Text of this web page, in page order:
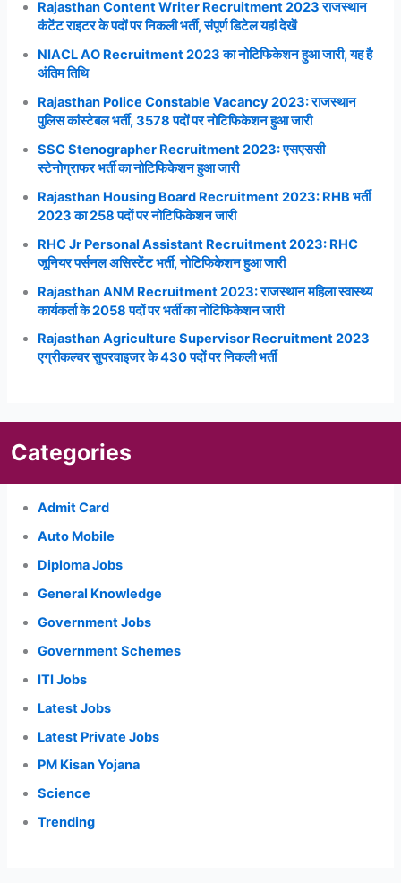
Rajasthan Content Writer Recruitment 2023 राजस्थान
कंटेंट राइटर के पदों पर निकली भर्ती, संपूर्ण डिटेल यहां देखें
NIACL AO Recruitment 2023 का नोटिफिकेशन हुआ जारी, यह है
अंतिम तिथि
Rajasthan Police Constable Vacancy 2023: राजस्थान
पुलिस कांस्टेबल भर्ती, 3578 पदों पर नोटिफिकेशन हुआ जारी
SSC Stenographer Recruitment 2023: एसएससी
स्टेनोग्राफर भर्ती का नोटिफिकेशन हुआ जारी
Rajasthan Housing Board Recruitment 2023: RHB भर्ती
2023 का 258 पदों पर नोटिफिकेशन जारी
RHC Jr Personal Assistant Recruitment 2023: RHC
जूनियर पर्सनल असिस्टेंट भर्ती, नोटिफिकेशन हुआ जारी
Rajasthan ANM Recruitment 2023: राजस्थान महिला स्वास्थ्य
कार्यकर्ता के 2058 पदों पर भर्ती का नोटिफिकेशन जारी
Rajasthan Agriculture Supervisor Recruitment 2023
एग्रीकल्चर सुपरवाइजर के 430 पदों पर निकली भर्ती
Categories
Admit Card
Auto Mobile
Diploma Jobs
General Knowledge
Government Jobs
Government Schemes
ITI Jobs
Latest Jobs
Latest Private Jobs
PM Kisan Yojana
Science
Trending